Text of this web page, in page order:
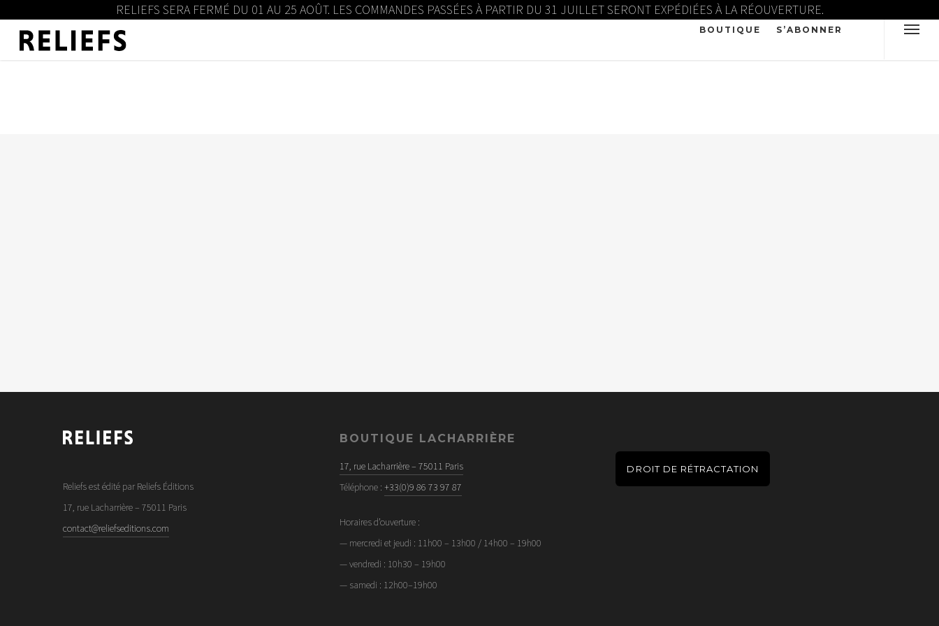
RELIEFS SERA FERMÉ DU 01 AU 25 AOÛT. LES COMMANDES PASSÉES À PARTIR DU 31 JUILLET SERONT EXPÉDIÉES À LA RÉOUVERTURE.
BOUTIQUE S’ABONNER
Reliefs est édité par Reliefs Éditions
17, rue Lacharrière – 75011 Paris
contact@reliefseditions.com
BOUTIQUE LACHARRIÈRE
17, rue Lacharrière – 75011 Paris
Téléphone : +33(0)9 86 73 97 87
Horaires d’ouverture :
— mercredi et jeudi : 11h00 – 13h00 / 14h00 – 19h00
— vendredi : 10h30 – 19h00
— samedi : 12h00–19h00
DROIT DE RÉTRACTATION